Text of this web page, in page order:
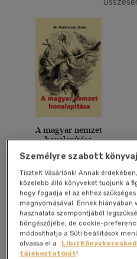
40 db / oldal
A magyar nemzet
honalapítása
Dr. Karácsonyi János
Könyv
Árinformációk
Borító ár:2 100 Ft
Kosárba
Személyre szabott
Tisztelt Vásárlónk! Annak
közelebb álló könyveket tudjunk a
hogy fogadja el az ehhez
megnyomásával. Ennek hiányában
használata szempontjából
böngészőjébe, de cookie-
módosíthatja a Süti beállítások
olvassa el a
Libri
tájékoztatóját!